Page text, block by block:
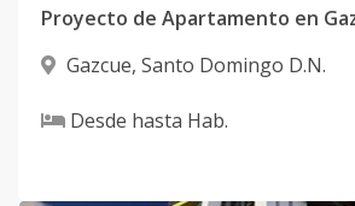
Proyecto de Apartamento en
Gazcue, Santo Domingo D.N.
Desde hasta Hab.